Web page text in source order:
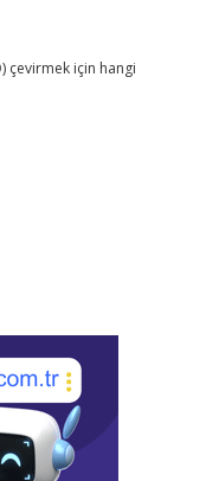
çevirmek için hangi